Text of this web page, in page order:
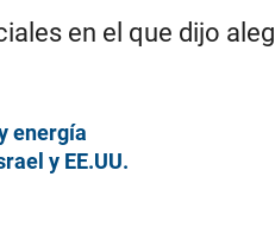
en el que dijo
energía
y EE.UU.